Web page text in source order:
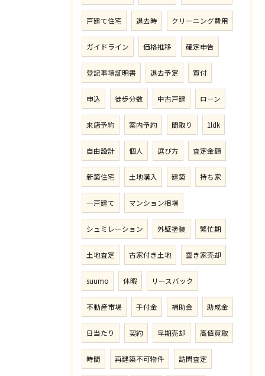
戸建て住宅 退去時 クリーニング費用
ガイドライン 価格推移 確定申告
登記事項証明書 退去予定 買付
申込 徒歩分数 中古戸建 ローン
来店予約 案内予約 間取り 1ldk
自由設計 個人 選び方 査定金額
新築住宅 土地購入 建築 持ち家
一戸建て マンション相場
シュミレーション 外壁塗装 繁忙期
土地査定 古家付き土地 空き家売却
suumo 休暇 リースバック
不動産市場 手付金 補助金 助成金
日当たり 契約 早期売却 高値買取
時間 再建築不可物件 訪問査定